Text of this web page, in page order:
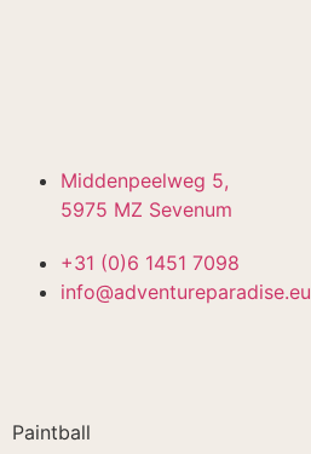
Middenpeelweg 5,
5975 MZ Sevenum
+31 (0)6 1451 7098
info@adventureparadise.eu
Paintball